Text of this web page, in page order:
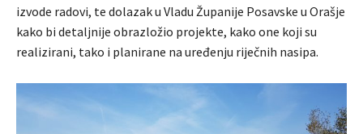
izvode radovi, te dolazak u Vladu Županije Posavske u Orašje
kako bi detaljnije obrazložio projekte, kako one koji su
realizirani, tako i planirane na uređenju riječnih nasipa.